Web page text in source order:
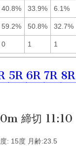
40.8% 33.9% 6.1%
59.2% 50.8% 32.7%
0 1 1
5R 6R 7R 8R
締切 11:10
: 15度 月齢:23.5